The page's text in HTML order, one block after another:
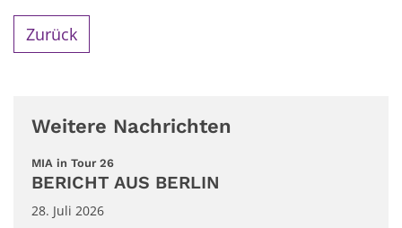
Zurück
Weitere Nachrichten
MIA in Tour 26:
BERICHT AUS BERLIN
28. Juli 2026